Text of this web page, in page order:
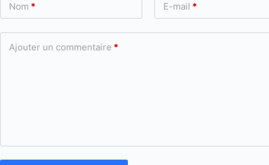
Nom * E-mail *
Ajouter un commentaire *